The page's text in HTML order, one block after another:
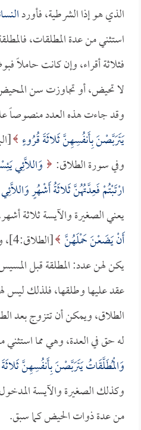
الذي هو إذا الشرطية، فأورد
استثني من عدة المطلقات،
فثلاثة أقراء، وإن كانت حاملاً
لا تحيض، أو تجاوزت سن
وقد جاءت هذه العدد منصوصاً
يَتَرَبَّصْنَ بِأَنفُسِهِنَّ ثَلاثَةَ قُرُوءٍ
وفي سورة الطلاق:
وَاللَّائِي
ارْتَبْتُمْ فَعِدَّتُهُنَّ ثَلاثَةُ أَشْهُرٍ
يعني الصغيرة والآيسة ثلاثة
أَنْ يَضَعْنَ حَمْلَهُنَّ
يكن لهن عدد: المطلقة قبل
عقد عليها وطلقها، فلذلك ليس
الطلاق، ويمكن أن تتزوج بعد
له حق في العدة، وهي مما
وَالْمُطَلَّقَاتُ يَتَرَبَّصْنَ بِأَنفُسِهِنَّ
وكذلك الصغيرة والآيسة
من عدة ذوات الحيض كما سبق.